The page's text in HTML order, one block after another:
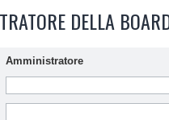
DELLA
Amministratore